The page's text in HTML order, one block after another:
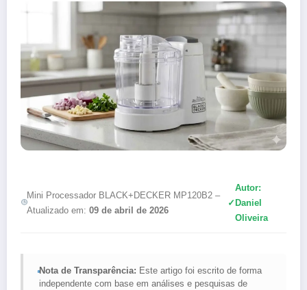
Mini Processador BLACK+DECKER MP120B2 –
Atualizado em: 09 de abril de 2026
✓
Autor:
Daniel
Oliveira
Nota de Transparência: Este artigo foi escrito de forma
independente com base em análises e pesquisas de